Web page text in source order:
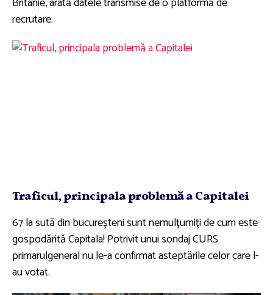
recrutare.
Traficul, principala problemă a Capitalei
67 la sută din bucureşteni sunt nemulţumiţi de cum este
gospodărită Capitala! Potrivit unui sondaj CURS
primarulgeneral nu le-a confirmat asteptările celor care l-
au votat.